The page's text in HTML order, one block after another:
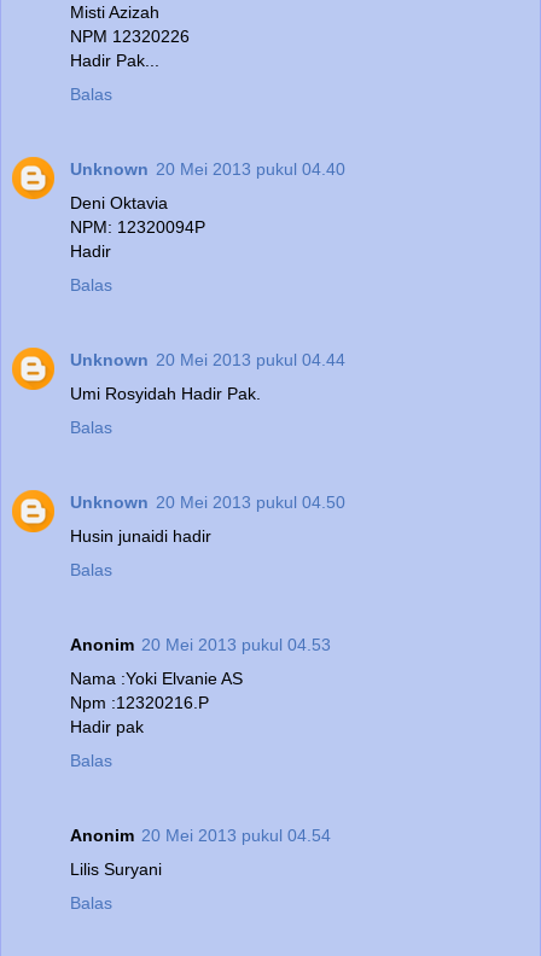
Misti Azizah
NPM 12320226
Hadir Pak...
Balas
Unknown 20 Mei 2013 pukul 04.40
Deni Oktavia
NPM: 12320094P
Hadir
Balas
Unknown 20 Mei 2013 pukul 04.44
Umi Rosyidah Hadir Pak.
Balas
Unknown 20 Mei 2013 pukul 04.50
Husin junaidi hadir
Balas
Anonim 20 Mei 2013 pukul 04.53
Nama :Yoki Elvanie AS
Npm :12320216.P
Hadir pak
Balas
Anonim 20 Mei 2013 pukul 04.54
Lilis Suryani
Balas